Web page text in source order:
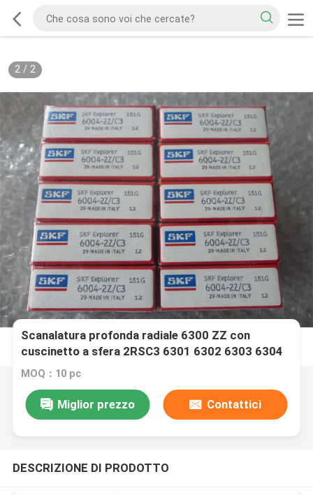
2/ 2
Scanalatura profonda radiale 6300 ZZ con
cuscinetto a sfera 2RSC3 6301 6302 6303 6304
6305 6306 6307
MOQ：10 pc
Miglior prezzo Contattici
DESCRIZIONE DI PRODOTTO